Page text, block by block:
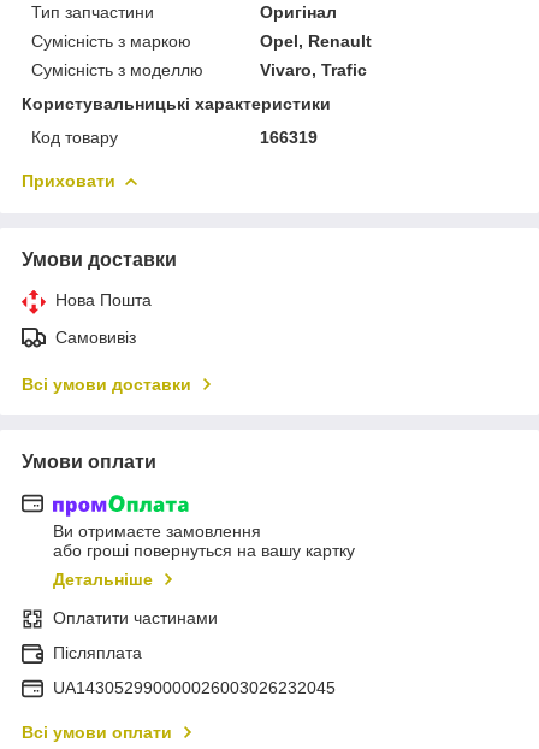
Тип запчастини
Оригінал
Сумісність з маркою
Opel, Renault
Сумісність з моделлю
Vivaro, Trafic
Користувальницькі характеристики
Код товару
166319
Приховати
Умови доставки
Нова Пошта
Самовивіз
Всі умови доставки
Умови оплати
Ви отримаєте замовлення
або гроші повернуться на вашу картку
Детальніше
Оплатити частинами
Післяплата
UA143052990000026003026232045
Всі умови оплати